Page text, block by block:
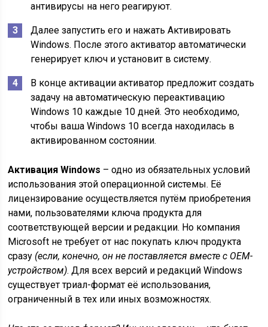
антивирусы на него реагируют.
Далее запустить его и нажать Активировать
Windows. После этого активатор автоматически
генерирует ключ и установит в систему.
В конце активации активатор предложит создать
задачу на автоматическую переактивацию
Windows 10 каждые 10 дней. Это необходимо,
чтобы ваша Windows 10 всегда находилась в
активированном состоянии.
Активация Windows – одно из обязательных условий
использования этой операционной системы. Её
лицензирование осуществляется путём приобретения
нами, пользователями ключа продукта для
соответствующей версии и редакции. Но компания
Microsoft не требует от нас покупать ключ продукта
сразу (если, конечно, он не поставляется вместе с OEM-
устройством). Для всех версий и редакций Windows
существует триал-формат её использования,
ограниченный в тех или иных возможностях.